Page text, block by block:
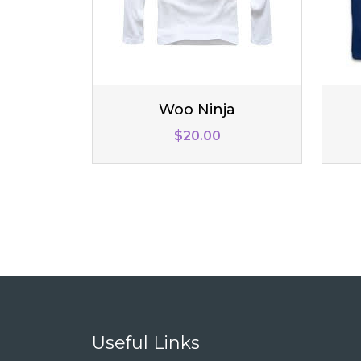
Woo Ninja
$20.00
Useful Links